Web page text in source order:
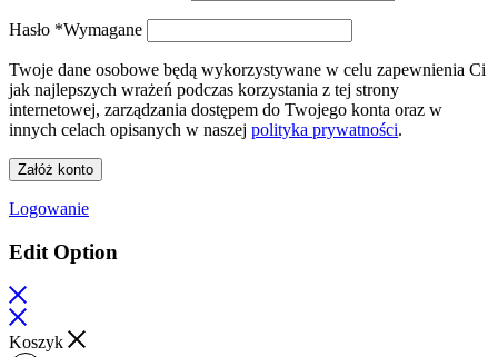
Hasło *Wymagane
Twoje dane osobowe będą wykorzystywane w celu zapewnienia Ci
jak najlepszych wrażeń podczas korzystania z tej strony
internetowej, zarządzania dostępem do Twojego konta oraz w
innych celach opisanych w naszej polityka prywatności.
Załóż konto
Logowanie
Edit Option
Koszyk